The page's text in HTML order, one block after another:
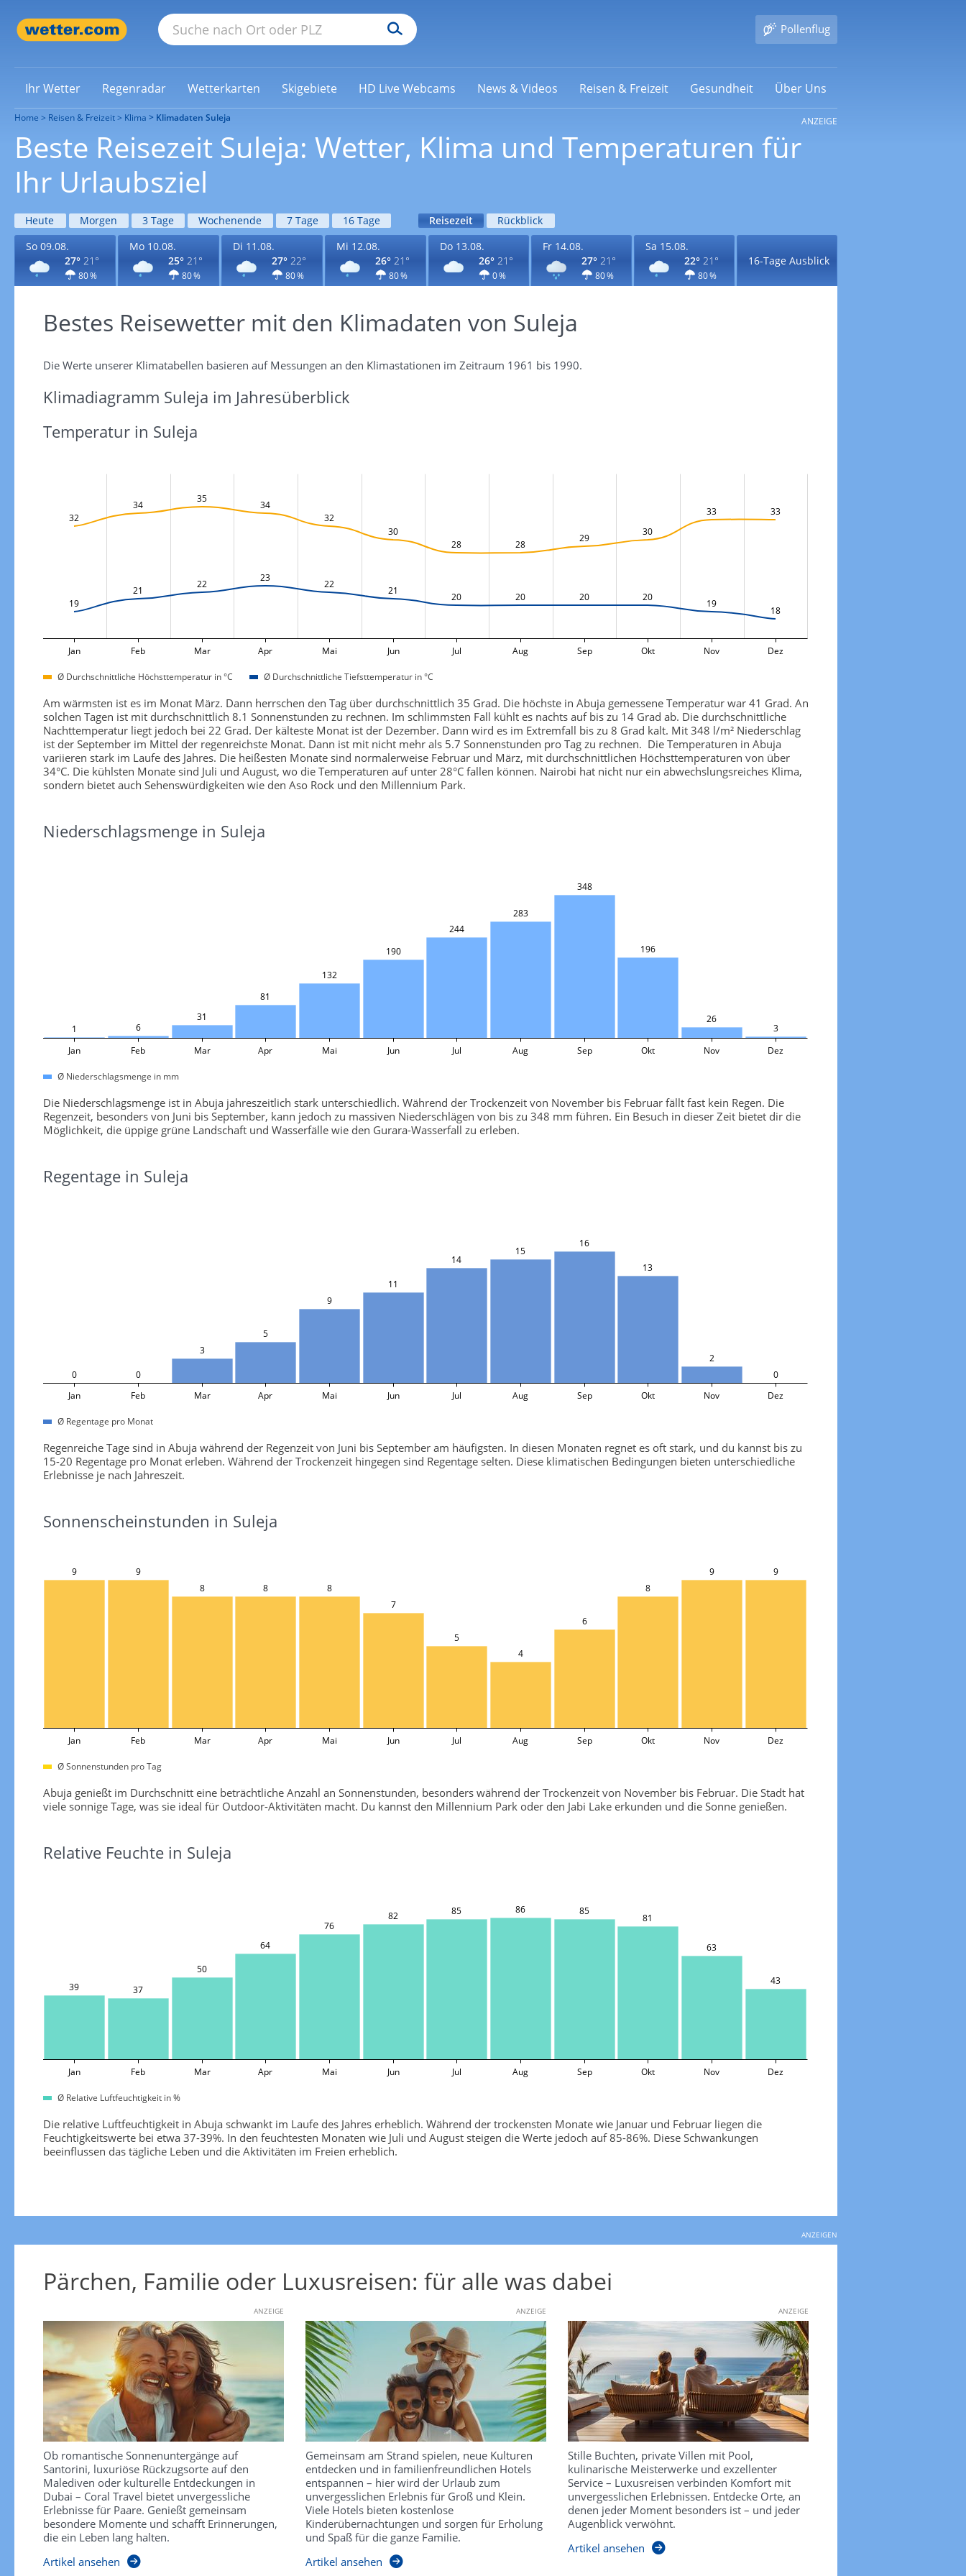
Pollenflug
Ihr Wetter Regenradar Wetterkarten Skigebiete HD Live Webcams News & Videos Reisen & Freizeit Gesundheit Über Uns
Home Reisen & Freizeit Klima Klimadaten Suleja
Beste Reisezeit Suleja: Wetter, Klima und Temperaturen für
Ihr Urlaubsziel
ANZEIGE
Heute Morgen 3 Tage Wochenende 7 Tage 16 Tage Reisezeit
Rückblick
So 09.08.
27° 21°
80 %
Mo 10.08.
25° 21°
80 %
Di 11.08.
27° 22°
80 %
Mi 12.08.
26° 21°
80 %
Do 13.08.
26° 21°
0 %
Fr 14.08.
27° 21°
80 %
Sa 15.08.
22° 21°
80 %
16-Tage Ausblick
Bestes Reisewetter mit den Klimadaten von Suleja
Die Werte unserer Klimatabellen basieren auf Messungen an den Klimastationen im Zeitraum 1961 bis 1990.
Klimadiagramm Suleja im Jahresüberblick
Temperatur in Suleja
32
34
35
34
32
30
28
28
29
30
33 33
19
21
22
23
22
21
20 20 20 20
19
18
Jan Feb Mar Apr Mai Jun Jul Aug Sep Okt Nov Dez
Ø Durchschnittliche Höchsttemperatur in °C Ø Durchschnittliche Tiefsttemperatur in °C
Am wärmsten ist es im Monat März. Dann herrschen den Tag über durchschnittlich 35 Grad. Die höchste in Abuja gemessene Temperatur war 41 Grad. An
solchen Tagen ist mit durchschnittlich 8.1 Sonnenstunden zu rechnen. Im schlimmsten Fall kühlt es nachts auf bis zu 14 Grad ab. Die durchschnittliche
Nachttemperatur liegt jedoch bei 22 Grad. Der kälteste Monat ist der Dezember. Dann wird es im Extremfall bis zu 8 Grad kalt. Mit 348 l/m² Niederschlag
ist der September im Mittel der regenreichste Monat. Dann ist mit nicht mehr als 5.7 Sonnenstunden pro Tag zu rechnen. Die Temperaturen in Abuja
variieren stark im Laufe des Jahres. Die heißesten Monate sind normalerweise Februar und März, mit durchschnittlichen Höchsttemperaturen von über
34°C. Die kühlsten Monate sind Juli und August, wo die Temperaturen auf unter 28°C fallen können. Nairobi hat nicht nur ein abwechslungsreiches Klima,
sondern bietet auch Sehenswürdigkeiten wie den Aso Rock und den Millennium Park.
Niederschlagsmenge in Suleja
1 6
31
81
132
190
244
283
348
196
26
3
Jan
Feb Mar Apr Mai Jun Jul Aug Sep Okt Nov Dez
Ø Niederschlagsmenge in mm
Die Niederschlagsmenge ist in Abuja jahreszeitlich stark unterschiedlich. Während der Trockenzeit von November bis Februar fällt fast kein Regen. Die
Regenzeit, besonders von Juni bis September, kann jedoch zu massiven Niederschlägen von bis zu 348 mm führen. Ein Besuch in dieser Zeit bietet dir die
Möglichkeit, die üppige grüne Landschaft und Wasserfälle wie den Gurara-Wasserfall zu erleben.
Regentage in Suleja
0 0
3
5
9
11
14
15
16
13
2
0
Jan
Feb Mar Apr Mai Jun Jul Aug Sep Okt Nov Dez
Ø Regentage pro Monat
Regenreiche Tage sind in Abuja während der Regenzeit von Juni bis September am häufigsten. In diesen Monaten regnet es oft stark, und du kannst bis zu
15-20 Regentage pro Monat erleben. Während der Trockenzeit hingegen sind Regentage selten. Diese klimatischen Bedingungen bieten unterschiedliche
Erlebnisse je nach Jahreszeit.
Sonnenscheinstunden in Suleja
9
9
8
8
8
7
5
4
6
8
9 9
Jan Feb Mar Apr Mai Jun Jul Aug Sep Okt Nov Dez
Ø Sonnenstunden pro Tag
Abuja genießt im Durchschnitt eine beträchtliche Anzahl an Sonnenstunden, besonders während der Trockenzeit von November bis Februar. Die Stadt hat
viele sonnige Tage, was sie ideal für Outdoor-Aktivitäten macht. Du kannst den Millennium Park oder den Jabi Lake erkunden und die Sonne genießen.
Relative Feuchte in Suleja
39 37
50
64
76
82 85 86 85
81
63
43
Jan Feb Mar Apr Mai Jun Jul Aug Sep Okt Nov Dez
Ø Relative Luftfeuchtigkeit in %
Die relative Luftfeuchtigkeit in Abuja schwankt im Laufe des Jahres erheblich. Während der trockensten Monate wie Januar und Februar liegen die
Feuchtigkeitswerte bei etwa 37-39%. In den feuchtesten Monaten wie Juli und August steigen die Werte jedoch auf 85-86%. Diese Schwankungen
beeinflussen das tägliche Leben und die Aktivitäten im Freien erheblich.
ANZEIGEN
Pärchen, Familie oder Luxusreisen: für alle was dabei
ANZEIGE
Ob romantische Sonnenuntergänge auf
Santorini, luxuriöse Rückzugsorte auf den
Malediven oder kulturelle Entdeckungen in
Dubai – Coral Travel bietet unvergessliche
Erlebnisse für Paare. Genießt gemeinsam
besondere Momente und schafft Erinnerungen,
die ein Leben lang halten.
Artikel ansehen
ANZEIGE
Gemeinsam am Strand spielen, neue Kulturen
entdecken und in familienfreundlichen Hotels
entspannen – hier wird der Urlaub zum
unvergesslichen Erlebnis für Groß und Klein.
Viele Hotels bieten kostenlose
Kinderübernachtungen und sorgen für Erholung
und Spaß für die ganze Familie.
Artikel ansehen
ANZEIGE
Stille Buchten, private Villen mit Pool,
kulinarische Meisterwerke und exzellenter
Service – Luxusreisen verbinden Komfort mit
unvergesslichen Erlebnissen. Entdecke Orte, an
denen jeder Moment besonders ist – und jeder
Augenblick verwöhnt.
Artikel ansehen